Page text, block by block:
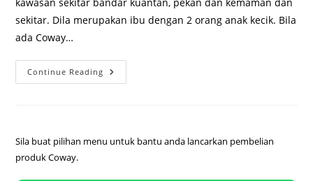
sekitar. Dila merupakan ibu dengan 2 orang anak kecik. Bila
ada Coway…
Continue Reading Testimoni
Fadhila
Coway
Sila buat pilihan menu untuk bantu anda lancarkan pembelian
produk Coway.